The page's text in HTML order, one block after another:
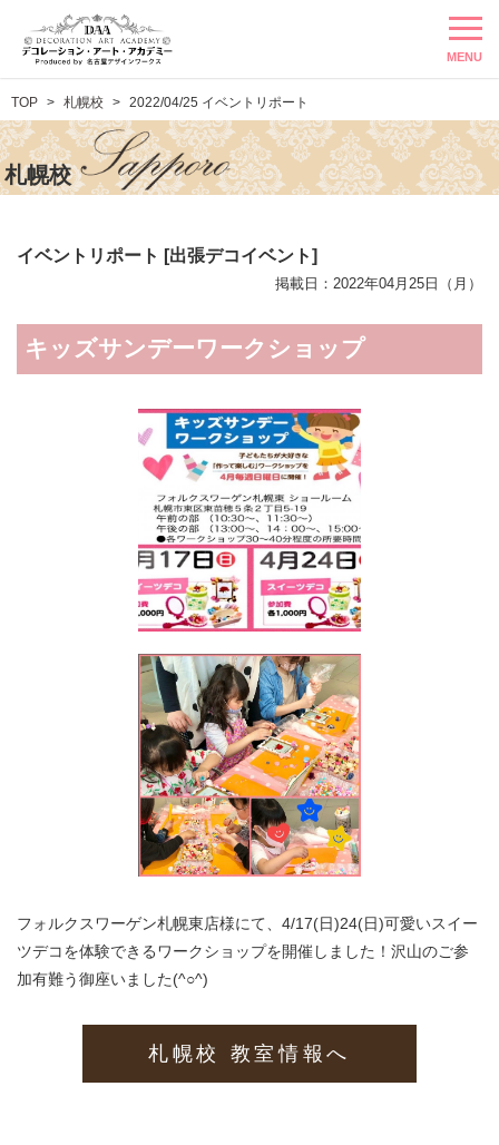
MENU
TOP 札幌校 2022/04/25 イベントリポート
札幌校
イベントリポート [出張デコイベント]
掲載日：2022年04月25日（月）
キッズサンデーワークショップ
フォルクスワーゲン札幌東店様にて、4/17(日)24(日)可愛いスイー
ツデコを体験できるワークショップを開催しました！沢山のご参
加有難う御座いました(^○^)
札幌校 教室情報へ